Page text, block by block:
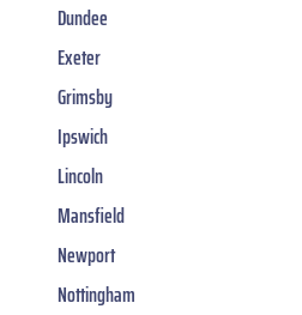
Dundee
Exeter
Grimsby
Ipswich
Lincoln
Mansfield
Newport
Nottingham